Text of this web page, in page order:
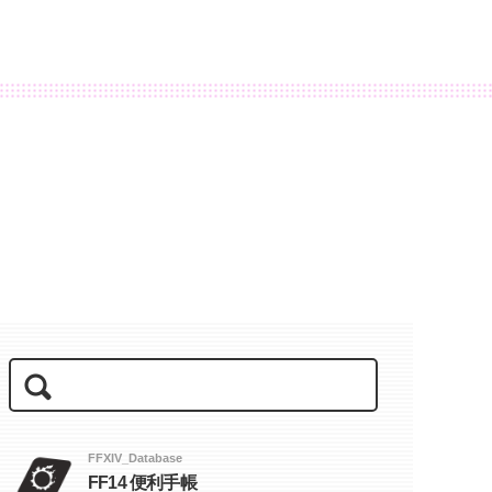
FFXIV_Database
FF14 便利手帳